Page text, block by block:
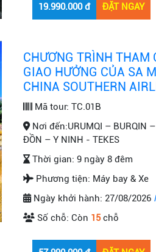
CHƯƠNG TRÌNH THAM
GIAO HƯỞNG CỦA SA
CHINA SOUTHERN
Mã tour: TC.01B
Nơi đến:URUMQI – BURQIN
ĐỒN – Y NINH - TEKES
Thời gian: 9 ngày 8 đêm
Phương tiện: Máy bay & Xe
Ngày khởi hành: 27/08/2026
Số chỗ: Còn 15chỗ